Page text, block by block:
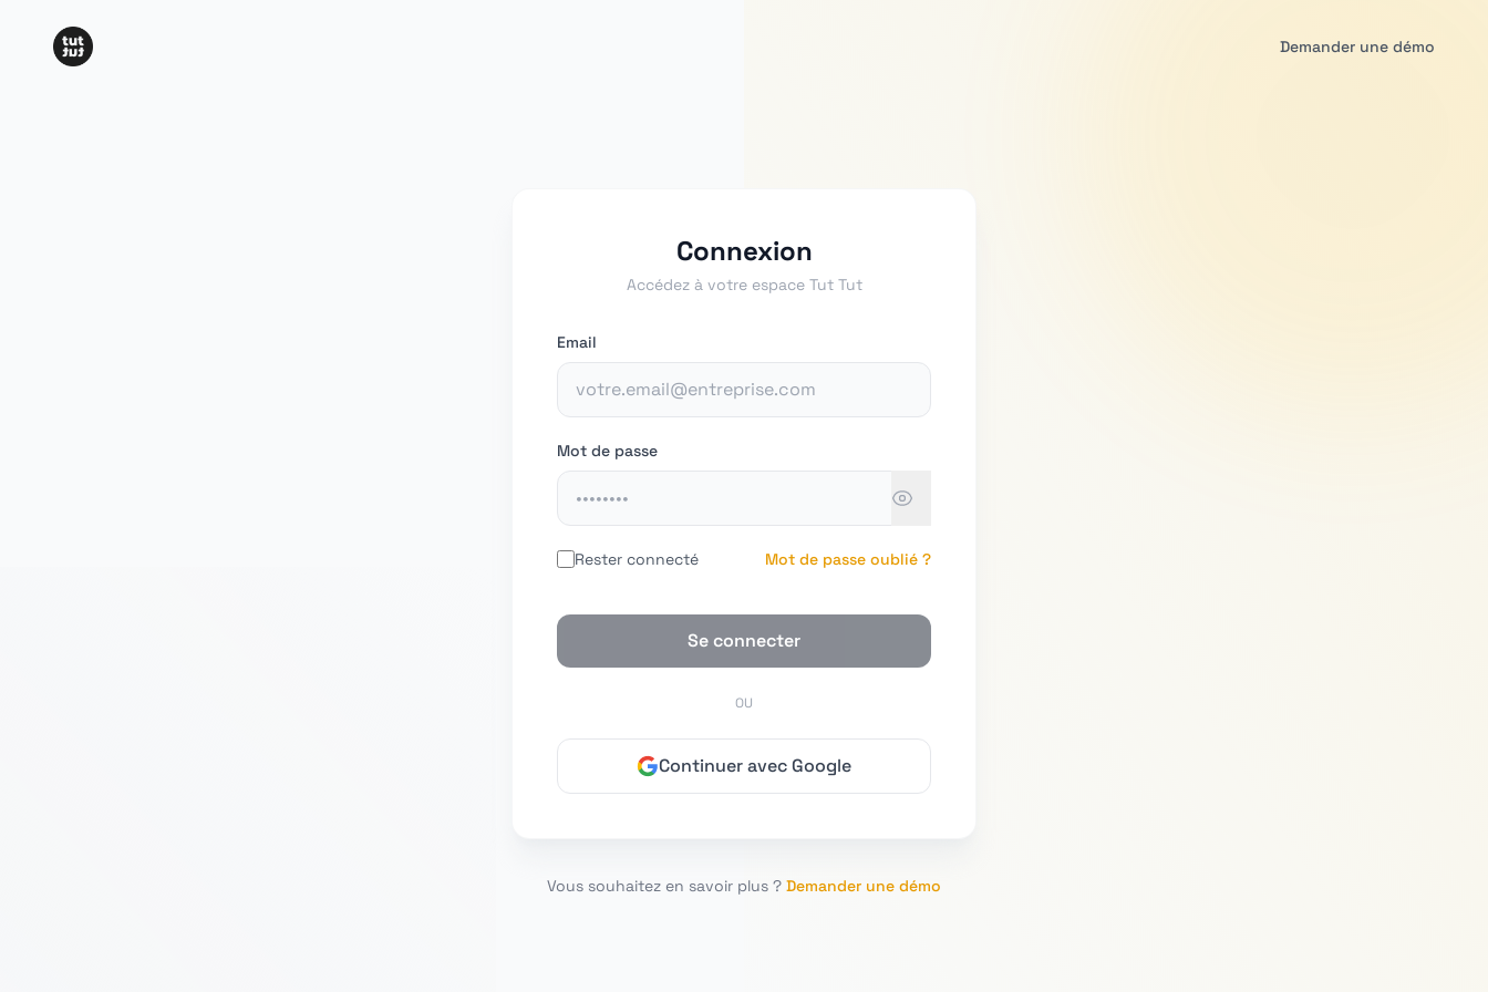
Demander une démo
Connexion
Accédez à votre espace Tut Tut
Email
Mot de passe
Rester connecté Mot de passe oublié ?
Se connecter
OU
Continuer avec Google
Vous souhaitez en savoir plus ? Demander une démo